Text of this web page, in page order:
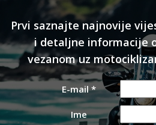
Prvi saznajte najnovije
i detaljne informacije
vezanom uz
E-mail*
Ime